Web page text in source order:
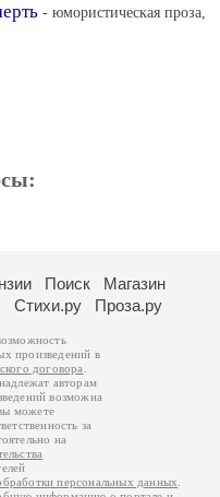
- юмористическая проза,
Поиск
Магазин
Стихи.ру Проза.ру
произведений в
договора
авторам
возможна
можете
за
на
персональных данных